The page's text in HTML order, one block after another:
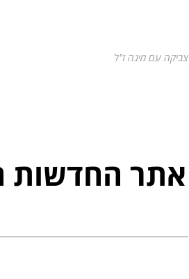
צביקה עם מינה ז"ל
אתר החדשות